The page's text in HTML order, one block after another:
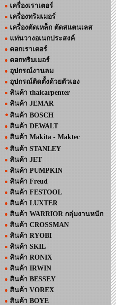
เครื่องเราเตอร์
เครื่องทริมเมอร์
เครื่องตัดเหล็ก ตัดสแตนเลส
แท่นวางอเนกประสงค์
ดอกเราเตอร์
ดอกทริมเมอร์
อุปกรณ์งานลม
อุปกรณ์ติดตั้งด้วยตัวเอง
สินค้า thaicarpenter
สินค้า JEMAR
สินค้า BOSCH
สินค้า DEWALT
สินค้า Makita - Maktec
สินค้า STANLEY
สินค้า JET
สินค้า PUMPKIN
สินค้า Freud
สินค้า FESTOOL
สินค้า LUXTER
สินค้า WARRIOR กลุ่มงานหนัก
สินค้า CROSSMAN
สินค้า RYOBI
สินค้า SKIL
สินค้า RONIX
สินค้า IRWIN
สินค้า BESSEY
สินค้า VOREX
สินค้า BOYE